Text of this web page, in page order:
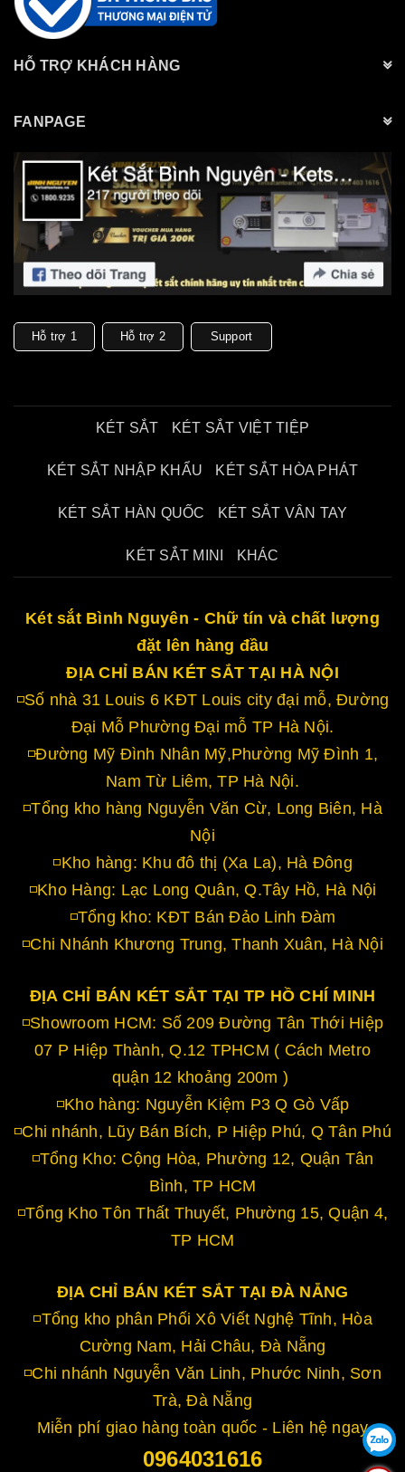
HỖ TRỢ KHÁCH HÀNG
FANPAGE
Hỗ trợ 1 Hỗ trợ 2 Support
KÉT SẮT KÉT SẮT VIỆT TIỆP
KÉT SẮT NHẬP KHẨU KÉT SẮT HÒA PHÁT
KÉT SẮT HÀN QUỐC KÉT SẮT VÂN TAY
KÉT SẮT MINI KHÁC
Két sắt Bình Nguyên - Chữ tín và chất lượng
đặt lên hàng đầu
ĐỊA CHỈ BÁN KÉT SẮT TẠI HÀ NỘI
◽Số nhà 31 Louis 6 KĐT Louis city đại mỗ, Đường
Đại Mỗ Phường Đại mỗ TP Hà Nội.
◽Đường Mỹ Đình Nhân Mỹ,Phường Mỹ Đình 1,
Nam Từ Liêm, TP Hà Nội.
◽Tổng kho hàng Nguyễn Văn Cừ, Long Biên, Hà
Nội
◽Kho hàng: Khu đô thị (Xa La), Hà Đông
◽Kho Hàng: Lạc Long Quân, Q.Tây Hồ, Hà Nội
◽Tổng kho: KĐT Bán Đảo Linh Đàm
◽Chi Nhánh Khương Trung, Thanh Xuân, Hà Nội
ĐỊA CHỈ BÁN KÉT SẮT TẠI TP HỒ CHÍ MINH
◽Showroom HCM: Số 209 Đường Tân Thới Hiệp
07 P Hiệp Thành, Q.12 TPHCM ( Cách Metro
quận 12 khoảng 200m )
◽Kho hàng: Nguyễn Kiệm P3 Q Gò Vấp
◽Chi nhánh, Lũy Bán Bích, P Hiệp Phú, Q Tân Phú
◽Tổng Kho: Cộng Hòa, Phường 12, Quận Tân
Bình, TP HCM
◽Tổng Kho Tôn Thất Thuyết, Phường 15, Quận 4,
TP HCM
ĐỊA CHỈ BÁN KÉT SẮT TẠI ĐÀ NẴNG
◽Tổng kho phân Phối Xô Viết Nghệ Tĩnh, Hòa
Cường Nam, Hải Châu, Đà Nẵng
◽Chi nhánh Nguyễn Văn Linh, Phước Ninh, Sơn
Trà, Đà Nẵng
Miễn phí giao hàng toàn quốc - Liên hệ ngay
0964031616